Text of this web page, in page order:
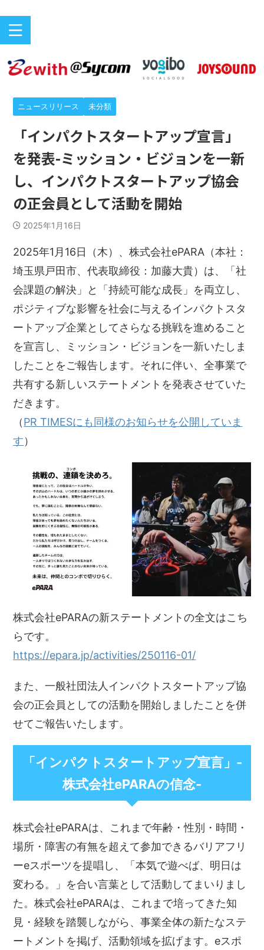
ニュースリリース 未分類
「インパクトスタートアップ宣言」
を発表-ミッション・ビジョンを一新
し、インパクトスタートアップ協会
の正会員として活動を開始
2025年1月16日
2025年1月16日（木）、株式会社ePARA（本社：
埼玉県戸田市、代表取締役：加藤大貴）は、「社
会課題の解決」と「持続可能な成長」を両立し、
ポジティブな影響を社会に与えるインパクトスタ
ートアップ企業としてさらなる挑戦を進めること
を宣言し、ミッション・ビジョンを一新いたしま
したことをご報告します。それに伴い、全事業で
共有する新しいステートメントを発表させていた
だきます。
（PR TIMESにも同様のお知らせを公開していま
す）
株式会社ePARAの新ステートメントの全文はこち
らです。
https://epara.jp/activities/250116-01/
また、一般社団法人インパクトスタートアップ協
会の正会員としての活動を開始しましたことを併
せてご報告いたします。
「インパクトスタートアップ宣言」-
株式会社ePARAの信念-
株式会社ePARAは、これまで年齢・性別・時間・
場所・障害の有無を超えて参加できるバリアフリ
ーeスポーツを提唱し、「本気で遊べば、明日は
変わる。」を合い言葉として活動してまいりまし
た。株式会社ePARAは、これまで培ってきた知
見・経験を踏襲しながら、事業全体の新たなステ
ートメントを掲げ、活動領域を拡げます。eスポ